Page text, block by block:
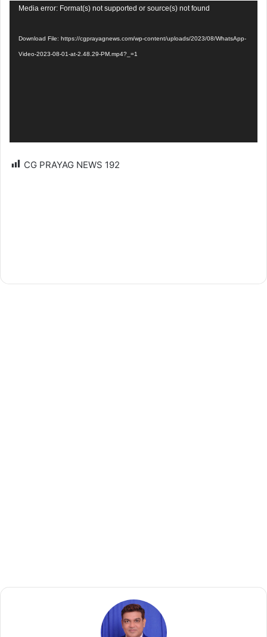
Video
Media error: Format(s) not supported or source(s) not found
Download File: https://cgprayagnews.com/wp-content/uploads/2023/08/WhatsApp-
Video-2023-08-01-at-2.48.29-PM.mp4?_=1
CG PRAYAG NEWS 192